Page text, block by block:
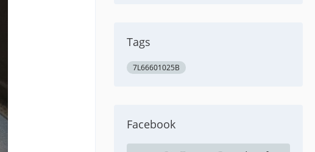
Tags
7L66601025B
Facebook